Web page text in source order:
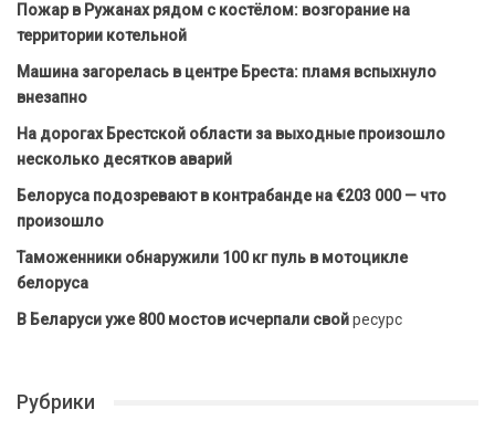
Пожар в Ружанах рядом с костёлом: возгорание на
территории котельной
Машина загорелась в центре Бреста: пламя вспыхнуло
внезапно
На дорогах Брестской области за выходные произошло
несколько десятков аварий
Белоруса подозревают в контрабанде на €203 000 — что
произошло
Таможенники обнаружили 100 кг пуль в мотоцикле
белоруса
В Беларуси уже 800 мостов исчерпали свойресурс
Рубрики